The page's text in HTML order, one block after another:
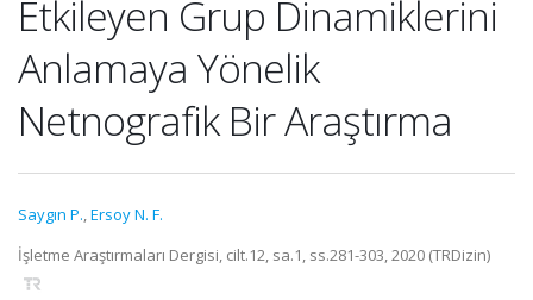
Etkileyen Grup Dinamiklerini
Anlamaya Yönelik
Netnografik Bir Araştırma
Saygın P.,Ersoy N. F.
İşletme Araştırmaları Dergisi, cilt.12, sa.1, ss.281-303, 2020 (TRDizin)